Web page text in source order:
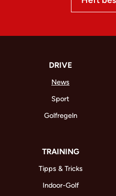
DRIVE
News
Sport
Golfregeln
TRAINING
Tipps & Tricks
Indoor-Golf